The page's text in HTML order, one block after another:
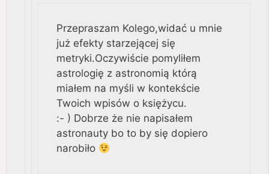
Przepraszam Kolego,widać u mnie
już efekty starzejącej się
metryki.Oczywiście pomyliłem
astrologię z astronomią którą
miałem na myśli w kontekście
Twoich wpisów o księżycu.
:- ) Dobrze że nie napisałem
astronauty bo to by się dopiero
narobiło